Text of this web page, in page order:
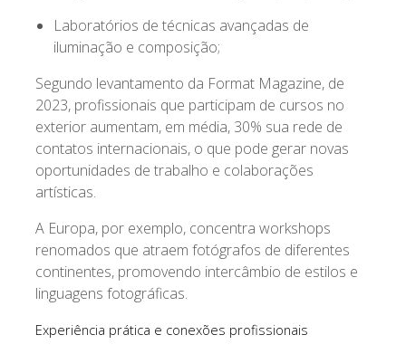
Laboratórios de técnicas avançadas de
iluminação e composição;
Segundo levantamento da Format Magazine, de
2023, profissionais que participam de cursos no
exterior aumentam, em média, 30% sua rede de
contatos internacionais, o que pode gerar novas
oportunidades de trabalho e colaborações
artísticas.
A Europa, por exemplo, concentra workshops
renomados que atraem fotógrafos de diferentes
continentes, promovendo intercâmbio de estilos e
linguagens fotográficas.
Experiência prática e conexões profissionais